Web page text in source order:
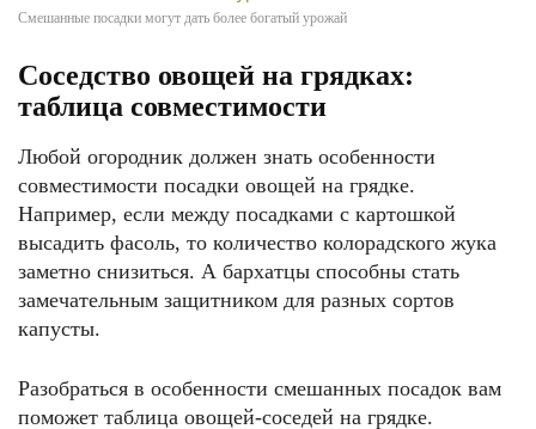
Смешанные посадки могут дать более богатый урожай
Соседство овощей на грядках:
таблица совместимости
Любой огородник должен знать особенности
совместимости посадки овощей на грядке.
Например, если между посадками с картошкой
высадить фасоль, то количество колорадского жука
заметно снизиться. А бархатцы способны стать
замечательным защитником для разных сортов
капусты.
Разобраться в особенности смешанных посадок вам
поможет таблица овощей-соседей на грядке.